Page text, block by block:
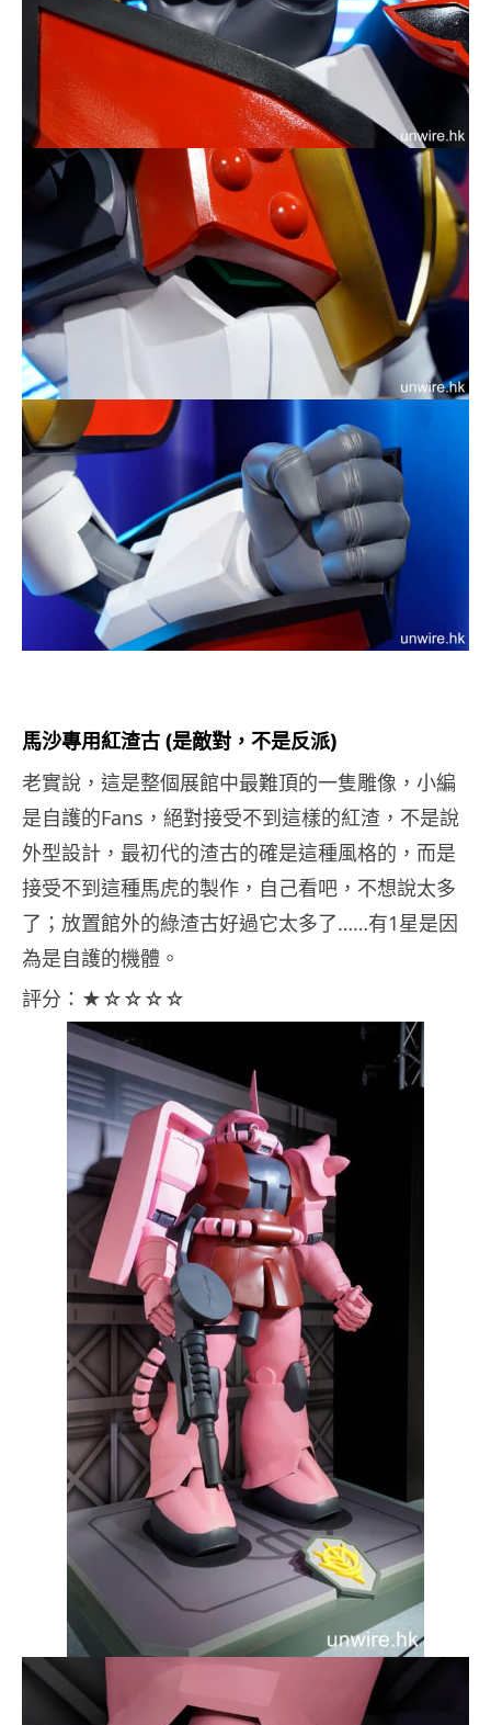
馬沙專用紅渣古 (是敵對，不是反派)
老實說，這是整個展館中最難頂的一隻雕像，小編
是自護的Fans，絕對接受不到這樣的紅渣，不是說
外型設計，最初代的渣古的確是這種風格的，而是
接受不到這種馬虎的製作，自己看吧，不想說太多
了；放置館外的綠渣古好過它太多了……有1星是因
為是自護的機體。
評分： ★☆☆☆☆